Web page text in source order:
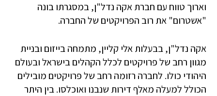
וארוך טווח עם חברת אקה נדל"ן, במסגרתו בונה
"אשטרום" את רוב הפרויקטים של החברה.
אקה נדל"ן, בבעלות אלי קליין, מתמחה בייזום ובניית
מגוון רחב של פרויקטים לכלל הקהלים בישראל ובעולם
היהודי כולו. לחברה רזומה רחב של פרויקטים מובילים
הכולל למעלה מאלף דירות שנבנו ואוכלסו. בין היתר